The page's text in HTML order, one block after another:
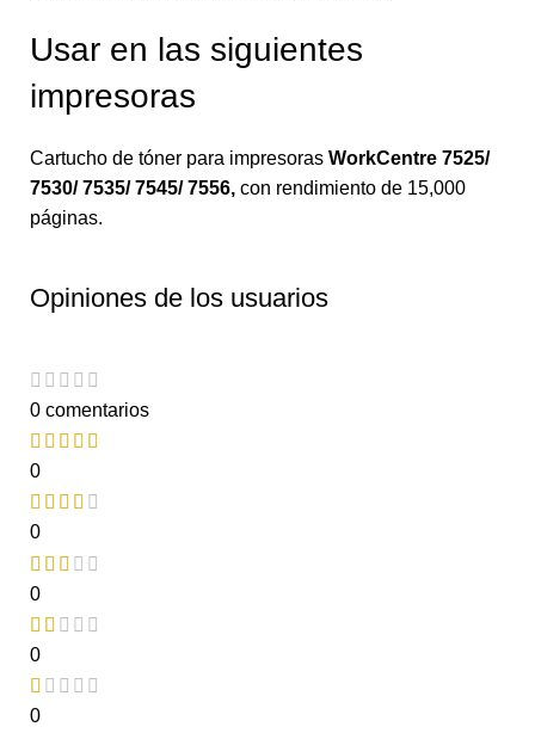
Usar en las siguientes
impresoras
Cartucho de tóner para impresoras WorkCentre 7525/
7530/ 7535/ 7545/ 7556, con rendimiento de 15,000
páginas.
Opiniones de los usuarios
0 comentarios
0
0
0
0
0